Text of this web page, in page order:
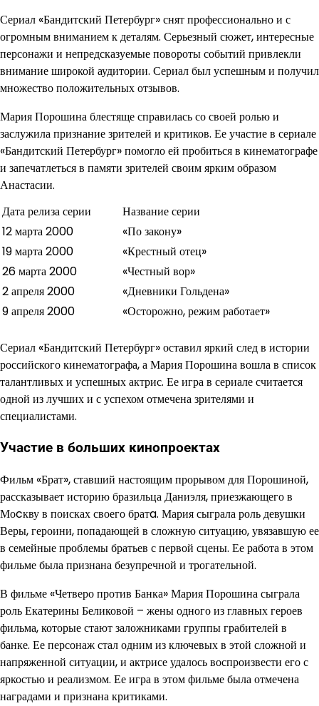
Сериал «Бандитский Петербург» снят профессионально и с
огромным вниманием к деталям. Серьезный сюжет, интересные
персонажи и непредсказуемые повороты событий привлекли
внимание широкой аудитории. Сериал был успешным и получил
множество положительных отзывов.
Мария Порошина блестяще справилась со своей ролью и
заслужила признание зрителей и критиков. Ее участие в сериале
«Бандитский Петербург» помогло ей пробиться в кинематографе
и запечатлеться в памяти зрителей своим ярким образом
Анастасии.
Дата релиза серии
Название серии
12 марта 2000
«По закону»
19 марта 2000
«Крестный отец»
26 марта 2000
«Честный вор»
2 апреля 2000
«Дневники Гольдена»
9 апреля 2000
«Осторожно, режим работает»
Сериал «Бандитский Петербург» оставил яркий след в истории
российского кинематографа, а Мария Порошина вошла в список
талантливых и успешных актрис. Ее игра в сериале считается
одной из лучших и с успехом отмечена зрителями и
специалистами.
Участие в больших кинопроектах
Фильм «Брат», ставший настоящим прорывом для Порошиной,
рассказывает историю бразильца Даниэля, приезжающего в
Моcкву в поисках своего братa. Мария сыграла роль девушки
Веры, героини, попадающей в сложную ситуацию, увязавшую ее
в семейные проблемы братьев с первой сцены. Ее работа в этом
фильме была признана безупречной и трогательной.
В фильме «Четверо против Банка» Мария Порошина сыграла
роль Екатерины Беликовой – жены одного из главных героев
фильма, которые стают заложниками группы грабителей в
банке. Ее персонаж стал одним из ключевых в этой сложной и
напряженной ситуации, и актрисе удалось воспроизвести его с
яркостью и реализмом. Ее игра в этом фильме была отмечена
наградами и признана критиками.